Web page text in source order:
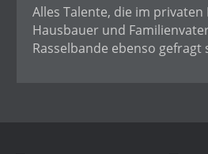
Alles Talente, die im privaten
Hausbauer und
Rasselbande ebenso gefragt